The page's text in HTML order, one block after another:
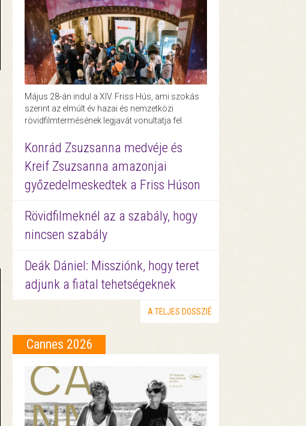
Május 28-án indul a XIV. Friss Hús, ami szokás
szerint az elmúlt év hazai és nemzetközi
rövidfilmtermésének legjavát vonultatja fel.
Konrád Zsuzsanna medvéje és
Kreif Zsuzsanna amazonjai
győzedelmeskedtek a Friss Húson
Rövidfilmeknél az a szabály, hogy
nincsen szabály
Deák Dániel: Missziónk, hogy teret
adjunk a fiatal tehetségeknek
A TELJES DOSSZIÉ
Cannes 2026